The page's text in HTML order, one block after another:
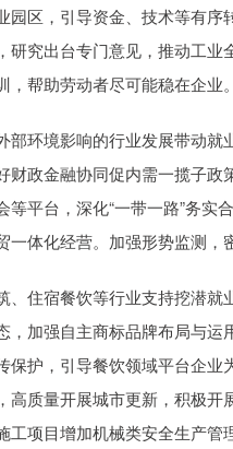
园区，引导资金、技术等有
研究出台专门意见，推动工
，帮助劳动者尽可能稳在企业。
环境影响的行业发展带动就
财政金融协同促内需一揽子
等平台，深化“一带一路”务
一体化经营。加强形势监测，
住宿餐饮等行业支持挖潜就
，加强自主商标品牌布局与
保护，引导餐饮领域平台企业
高质量开展城市更新，积极
工项目增加机械类安全生产管